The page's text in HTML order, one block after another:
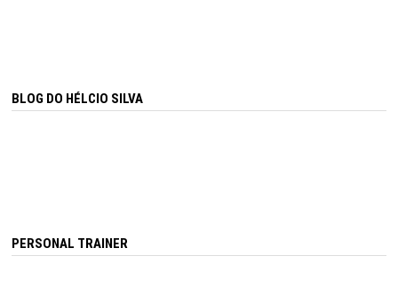
BLOG DO HÉLCIO SILVA
PERSONAL TRAINER